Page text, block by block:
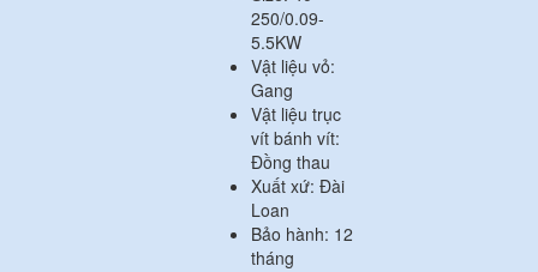
250/0.09-
5.5KW
Vật liệu vỏ:
Gang
Vật liệu trục
vít bánh vít:
Đồng thau
Xuất xứ: Đài
Loan
Bảo hành: 12
tháng